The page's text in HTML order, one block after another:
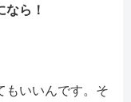
ら！
もいいんです。そ